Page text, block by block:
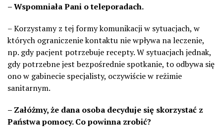
– Wspomniała Pani o teleporadach.
– Korzystamy z tej formy komunikacji w sytuacjach, w
których ograniczenie kontaktu nie wpływa na leczenie,
np. gdy pacjent potrzebuje recepty. W sytuacjach jednak,
gdy potrzebne jest bezpośrednie spotkanie, to odbywa się
ono w gabinecie specjalisty, oczywiście w reżimie
sanitarnym.
– Załóżmy, że dana osoba decyduje się skorzystać z
Państwa pomocy. Co powinna zrobić?